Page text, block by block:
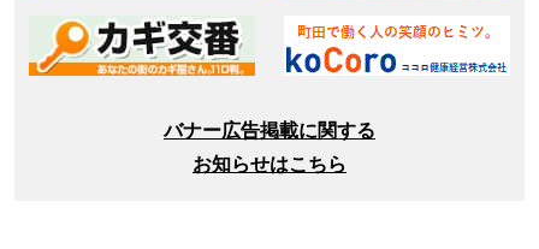
バナー広告掲載に関する
お知らせはこちら